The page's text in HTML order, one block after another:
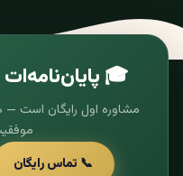
🎓
مشاوره اول رایگان است
📞 تماس رایگان